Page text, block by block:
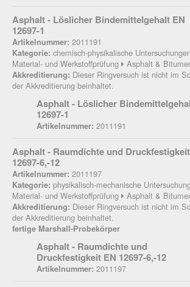
Asphalt - Löslicher Bindemittelgehalt EN
12697-1
Artikelnummer: 2011191
Kategorie: chemisch-physikalische Untersuchungen
Material- und Werkstoffprüfung
Asphalt &
Akkreditierung: Dieser Ringversuch ist nicht im
der Akkreditierung beinhaltet.
Asphalt - Löslicher
12697-1
Artikelnummer: 2011191
Asphalt - Raumdichte und
12697-6,-12
Artikelnummer: 2011197
Kategorie: physikalisch-mechanische
Material- und Werkstoffprüfung
Asphalt &
Akkreditierung: Dieser Ringversuch ist nicht im
der Akkreditierung beinhaltet.
fertige Marshall-Probekörper
Asphalt - Raumdichte und
Druckfestigkeit EN 12697-6,-12
Artikelnummer: 2011197